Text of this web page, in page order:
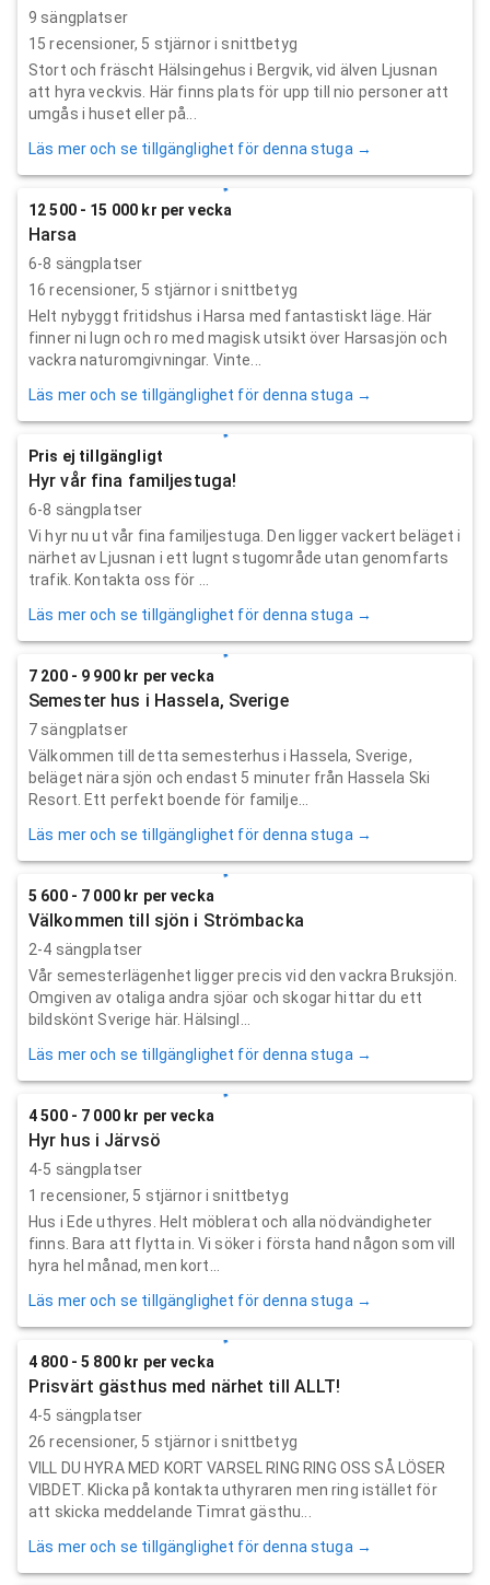
9 sängplatser
15 recensioner, 5 stjärnor i snittbetyg
Stort och fräscht Hälsingehus i Bergvik, vid älven Ljusnan
att hyra veckvis. Här finns plats för upp till nio personer att
umgås i huset eller på...
Läs mer och se tillgänglighet för denna stuga →
12 500 - 15 000 kr per vecka
Harsa
6-8 sängplatser
16 recensioner, 5 stjärnor i snittbetyg
Helt nybyggt fritidshus i Harsa med fantastiskt läge. Här
finner ni lugn och ro med magisk utsikt över Harsasjön och
vackra naturomgivningar. Vinte...
Läs mer och se tillgänglighet för denna stuga →
Pris ej tillgängligt
Hyr vår fina familjestuga!
6-8 sängplatser
Vi hyr nu ut vår fina familjestuga. Den ligger vackert beläget i
närhet av Ljusnan i ett lugnt stugområde utan genomfarts
trafik. Kontakta oss för ...
Läs mer och se tillgänglighet för denna stuga →
7 200 - 9 900 kr per vecka
Semester hus i Hassela, Sverige
7 sängplatser
Välkommen till detta semesterhus i Hassela, Sverige,
beläget nära sjön och endast 5 minuter från Hassela Ski
Resort. Ett perfekt boende för familje...
Läs mer och se tillgänglighet för denna stuga →
5 600 - 7 000 kr per vecka
Välkommen till sjön i Strömbacka
2-4 sängplatser
Vår semesterlägenhet ligger precis vid den vackra Bruksjön.
Omgiven av otaliga andra sjöar och skogar hittar du ett
bildskönt Sverige här. Hälsingl...
Läs mer och se tillgänglighet för denna stuga →
4 500 - 7 000 kr per vecka
Hyr hus i Järvsö
4-5 sängplatser
1 recensioner, 5 stjärnor i snittbetyg
Hus i Ede uthyres. Helt möblerat och alla nödvändigheter
finns. Bara att flytta in. Vi söker i första hand någon som vill
hyra hel månad, men kort...
Läs mer och se tillgänglighet för denna stuga →
4 800 - 5 800 kr per vecka
Prisvärt gästhus med närhet till ALLT!
4-5 sängplatser
26 recensioner, 5 stjärnor i snittbetyg
VILL DU HYRA MED KORT VARSEL RING RING OSS SÅ LÖSER
VIBDET. Klicka på kontakta uthyraren men ring istället för
att skicka meddelande Timrat gästhu...
Läs mer och se tillgänglighet för denna stuga →